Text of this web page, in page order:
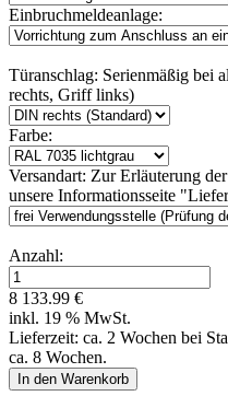
Einbruchmeldeanlage:
Türanschlag: Serienmäßig bei
rechts, Griff links)
Farbe:
Versandart: Zur Erläuterung
unsere Informationsseite
Anzahl:
8 133.99 €
inkl. 19 % MwSt.
Lieferzeit: ca. 2 Wochen bei
ca. 8 Wochen.